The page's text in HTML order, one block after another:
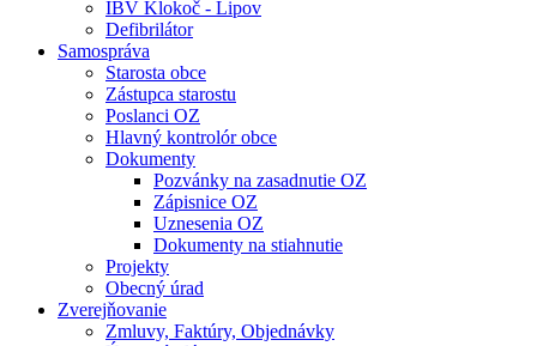
IBV Klokoč - Lipov
Defibrilátor
Samospráva
Starosta obce
Zástupca starostu
Poslanci OZ
Hlavný kontrolór obce
Dokumenty
Pozvánky na zasadnutie OZ
Zápisnice OZ
Uznesenia OZ
Dokumenty na stiahnutie
Projekty
Obecný úrad
Zverejňovanie
Zmluvy, Faktúry, Objednávky